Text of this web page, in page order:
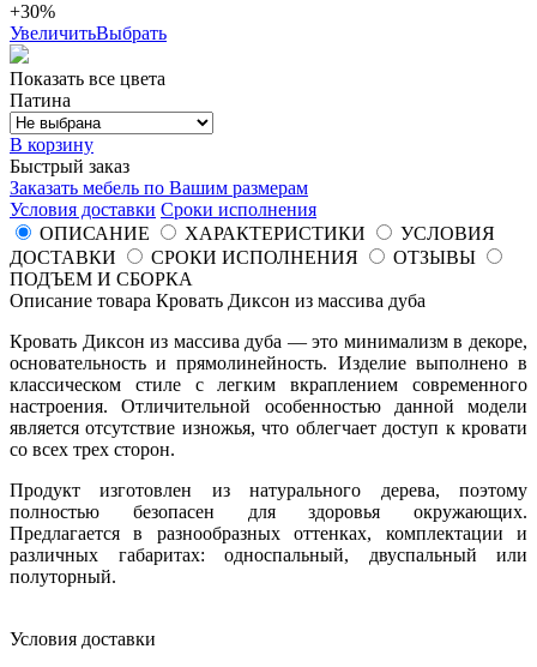
+30%
УвеличитьВыбрать
Показать все цвета
Патина
В корзину
Быстрый заказ
Заказать мебель по Вашим размерам
Условия доставки Сроки исполнения
ОПИСАНИЕ
ХАРАКТЕРИСТИКИ
УСЛОВИЯ
ДОСТАВКИ
СРОКИ ИСПОЛНЕНИЯ
ОТЗЫВЫ
ПОДЪЕМ И СБОРКА
Описание товара Кровать Диксон из массива дуба
Кровать Диксон из массива дуба — это минимализм в декоре,
основательность и прямолинейность. Изделие выполнено в
классическом стиле с легким вкраплением современного
настроения. Отличительной особенностью данной модели
является отсутствие изножья, что облегчает доступ к кровати
со всех трех сторон.
Продукт изготовлен из натурального дерева, поэтому
полностью безопасен для здоровья окружающих.
Предлагается в разнообразных оттенках, комплектации и
различных габаритах: односпальный, двуспальный или
полуторный.
Условия доставки